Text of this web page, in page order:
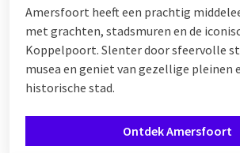
Amersfoort heeft een prachtig
met grachten, stadsmuren en de
Koppelpoort. Slenter door sfeervolle
musea en geniet van gezellige pleinen
historische stad.
Ontdek Amersfoort